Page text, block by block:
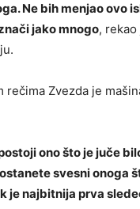
Ne bih menjao ovo
jako mnogo,
rečima Zvezda je
ono što je juče
svesni onoga
je najbitnija prva